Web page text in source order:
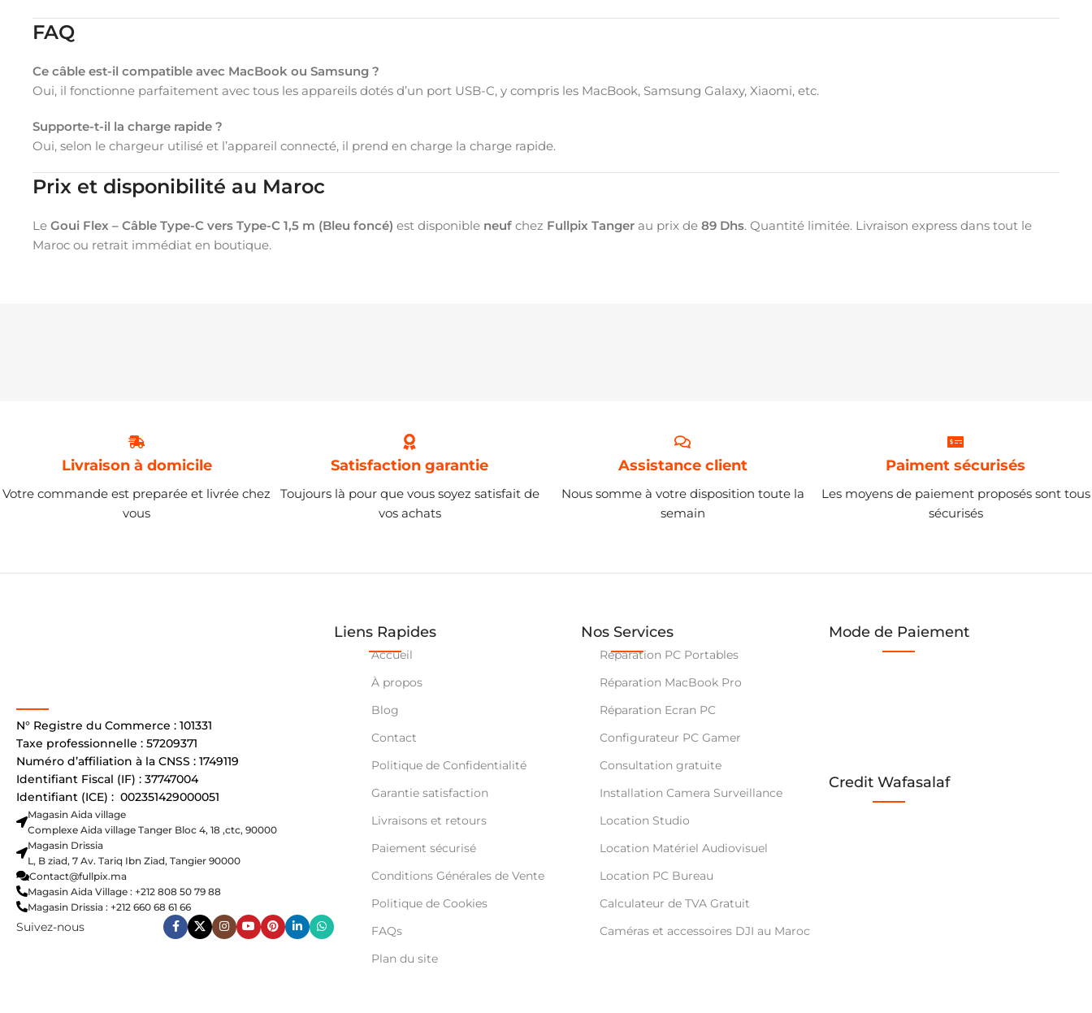
FAQ
Ce câble est-il compatible avec MacBook ou Samsung ?
Oui, il fonctionne parfaitement avec tous les appareils dotés d’un port USB-C, y compris les MacBook, Samsung Galaxy, Xiaomi, etc.
Supporte-t-il la charge rapide ?
Oui, selon le chargeur utilisé et l’appareil connecté, il prend en charge la charge rapide.
Prix et disponibilité au Maroc
Le Goui Flex – Câble Type-C vers Type-C 1,5 m (Bleu foncé) est disponible neuf chez Fullpix Tanger au prix de 89 Dhs. Quantité limitée. Livraison express dans tout le
Maroc ou retrait immédiat en boutique.
Livraison à domicile
Votre commande est preparée et livrée chez
vous
Satisfaction garantie
Toujours là pour que vous soyez satisfait de
vos achats
Assistance client
Nous somme à votre disposition toute la
semain
Paiment sécurisés
Les moyens de paiement proposés sont tous
sécurisés
N° Registre du Commerce : 101331
Taxe professionnelle : 57209371
Numéro d’affiliation à la CNSS : 1749119
Identifiant Fiscal (IF) : 37747004
Identifiant (ICE) : 002351429000051
Magasin Aida village
Complexe Aida village Tanger Bloc 4, 18 ,ctc, 90000
Magasin Drissia
L, B ziad, 7 Av. Tariq Ibn Ziad, Tangier 90000
Contact@fullpix.ma
Magasin Aida Village : +212 808 50 79 88
Magasin Drissia : +212 660 68 61 66
Suivez-nous
Liens Rapides
Accueil
À propos
Blog
Contact
Politique de Confidentialité
Garantie satisfaction
Livraisons et retours
Paiement sécurisé
Conditions Générales de Vente
Politique de Cookies
FAQs
Plan du site
Nos Services
Réparation PC Portables
Réparation MacBook Pro
Réparation Ecran PC
Configurateur PC Gamer
Consultation gratuite
Installation Camera Surveillance
Location Studio
Location Matériel Audiovisuel
Location PC Bureau
Calculateur de TVA Gratuit
Caméras et accessoires DJI au Maroc
Mode de Paiement
Credit Wafasalaf